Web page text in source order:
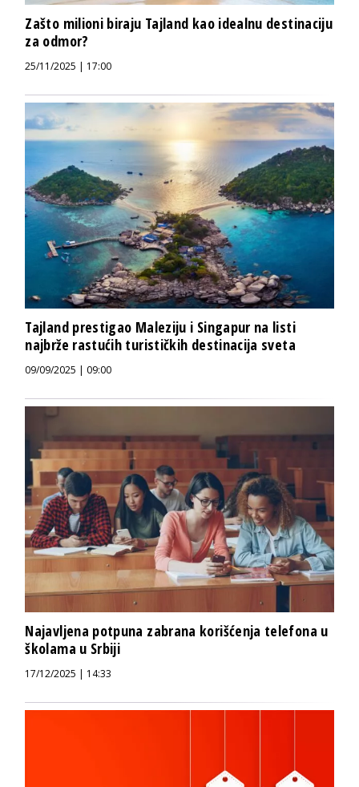
Zašto milioni biraju Tajland kao idealnu destinaciju
za odmor?
25/11/2025 | 17:00
Tajland prestigao Maleziju i Singapur na listi
najbrže rastućih turističkih destinacija sveta
09/09/2025 | 09:00
Najavljena potpuna zabrana korišćenja telefona u
školama u Srbiji
17/12/2025 | 14:33